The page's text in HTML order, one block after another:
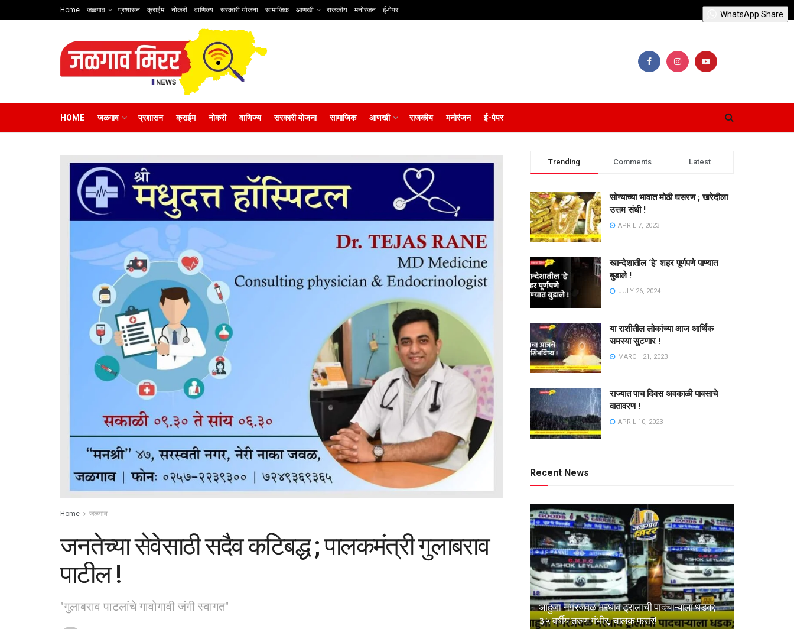
Home जळगाव प्रशासन क्राईम नोकरी वाणिज्य सरकारी योजना सामाजिक आणखी राजकीय मनोरंजन ई-पेपर
HOME जळगाव प्रशासन क्राईम नोकरी वाणिज्य सरकारी योजना सामाजिक आणखी राजकीय मनोरंजन ई-पेपर
Home जळगाव
जनतेच्या सेवेसाठी सदैव कटिबद्ध ; पालकमंत्री गुलाबराव
पाटील !
"गुलाबराव पाटलांचे गावोगावी जंगी स्वागत"
Trending Comments Latest
सोन्याच्या भावात मोठी घसरण ; खरेदीला
उत्तम संधी !
APRIL 7, 2023
खान्देशातील ‘हे’ शहर पूर्णपणे पाण्यात
बुडाले !
JULY 26, 2024
या राशीतील लोकांच्या आज आर्थिक
समस्या सुटणार !
MARCH 21, 2023
राज्यात पाच दिवस अवकाळी पावसाचे
वातावरण !
APRIL 10, 2023
Recent News
आहुजा नगरजवळ भरधाव ट्रालाची पादचाऱ्याला धडक;
३५ वर्षीय तरुण गंभीर, चालक फरार!
WhatsApp Share